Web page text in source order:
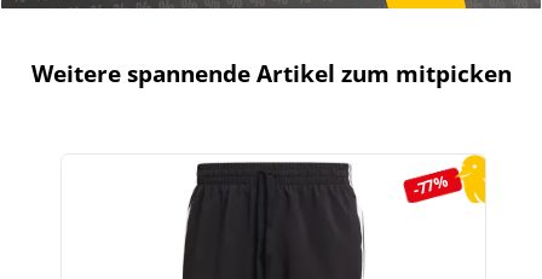
Weitere spannende Artikel zum mitpicken
Produktgalerie überspringen
-77%